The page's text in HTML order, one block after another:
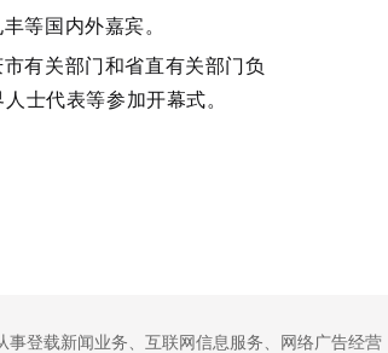
等国内外嘉宾。
有关部门和省直有关部门负
士代表等参加开幕式。
事登载新闻业务、互联网信息服务、网络广告经营